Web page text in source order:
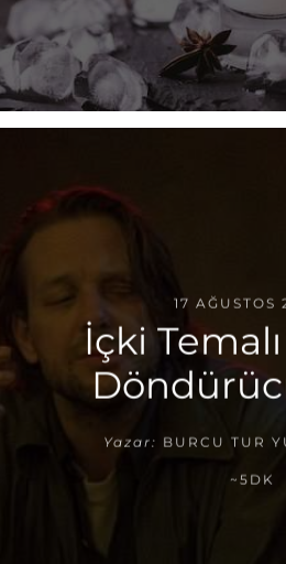
17 AĞUSTOS
İçki
Yazar: BURCU TUR
~5DK